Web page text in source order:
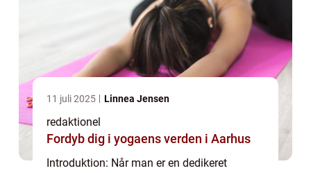
11 juli 2025 Linnea Jensen
redaktionel
Fordyb dig i yogaens verden i Aarhus
Introduktion: Når man er en dedikeret